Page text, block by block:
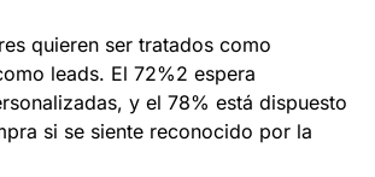
quieren ser tratados como
leads. El 72%2 espera
y el 78% está dispuesto
si se siente reconocido por la